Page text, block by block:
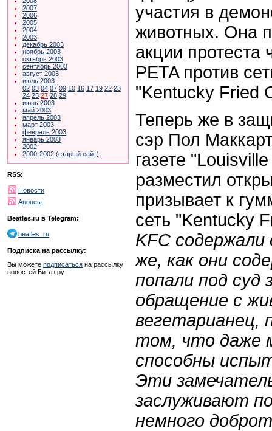
2007
2006
2005
2004
2003
декабрь 2003
ноябрь 2003
октябрь 2003
сентябрь 2003
август 2003
июль 2003
02 03 04 07 09 10 16 17 19 22 23
24 25 27 28 29
июнь 2003
май 2003
апрель 2003
март 2003
февраль 2003
январь 2003
2002
2000-2002 (старый сайт)
RSS:
Новости
Анонсы
Beatles.ru в Telegram:
beatles_ru
Подписка на рассылку:
Вы можете подписаться на рассылку
новостей Битлз.ру
участия в
животных. Она
акции протеста
PETA против
"Kentucky Fried
Теперь же в
сэр Пол
газете
разместил
призывает к
сеть "Kentucky
KFC
же, как они
попали под суд
обращение с
вегетарианец,
том, что даже
способны
Эти
заслуживают
немного